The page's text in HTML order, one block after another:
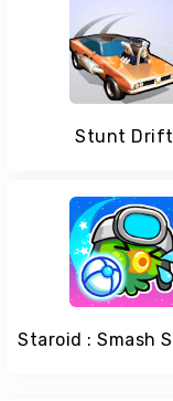
Stunt Drift